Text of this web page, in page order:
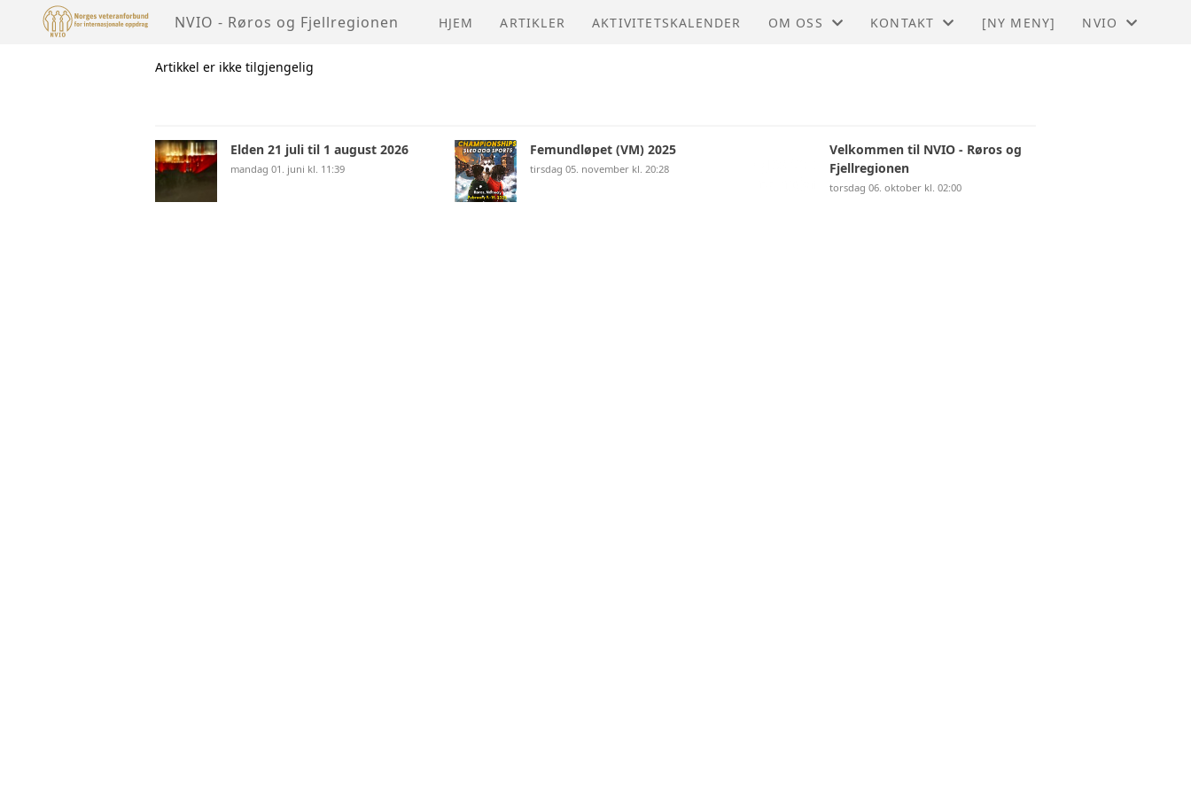
NVIO - Røros og Fjellregionen HJEM ARTIKLER AKTIVITETSKALENDER OM OSS KONTAKT [NY MENY] NVIO
Artikkel er ikke tilgjengelig
Elden 21 juli til 1 august 2026
mandag 01. juni kl. 11:39
Femundløpet (VM) 2025
tirsdag 05. november kl. 20:28
Velkommen til NVIO - Røros og
Fjellregionen
torsdag 06. oktober kl. 02:00